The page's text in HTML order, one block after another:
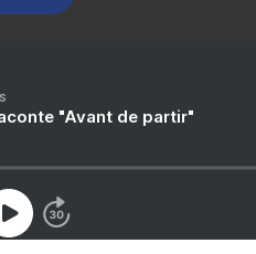
"Avant de partir"